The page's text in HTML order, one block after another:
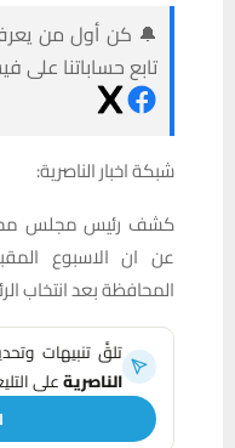
🔔 كن أول من يعرف
تابع حساباتنا
شبكة اخبار الناصرية:
كشف رئيس مجلس
عن ان الاسبوع
المحافظة بعد انتخاب
تلقَّ تنبيهات
الناصريةعلى